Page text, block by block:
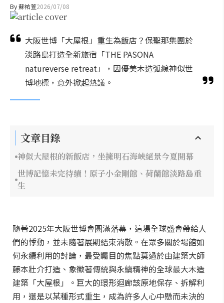
By蘇祐萱2026/07/08
大阪世博「大屋根」重生為飯店？保聖那集團於
淡路島打造全新旅宿「THE PASONA
natureverse retreat」，因優美木造弧線神似世
博地標，意外掀起熱議。
文章目錄
神似大屋根的新飯店，坐擁明石海峽絕景今夏開幕
世博記憶未完待續！原子小金剛館、荷蘭館淡路島重
生
隨著2025年大阪世博會圓滿落幕，這場全球盛會帶給人
們的悸動，並未隨著展期結束消散。在眾多關於場館如
何永續利用的討論，最受矚目的焦點莫過於由建築大師
藤本壯介打造、象徵著傳統與永續精神的全球最大木造
建築「大屋根」。巨大的環形迴廊該原地保存、拆解利
用，還是以某種形式重生，成為許多人心中懸而未決的